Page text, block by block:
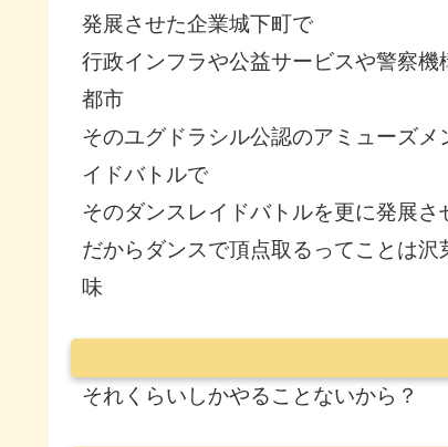
発展させた企業城下町で
行政インフラや公益サービスや警察
都市
そのユグドラシル公認のアミューズ
イドバトルで
そのダンスレイドバトルを更に発展さ
だからダンスで頂点取るってことは
味
それくらいしかやることないから？